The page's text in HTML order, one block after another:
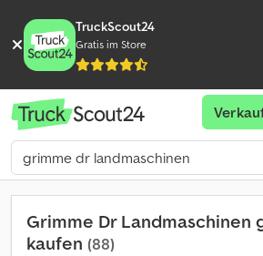
TruckScout24
Gratis im Store
Grimme Dr Landmaschinen
kaufen (88)